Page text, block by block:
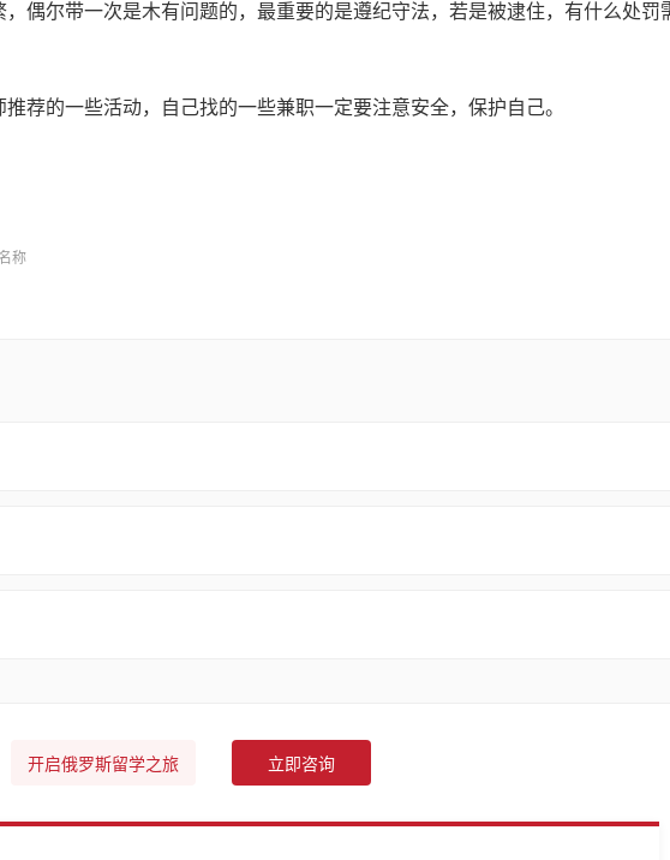
偶尔带一次是木有问题的，最重要的是遵纪守法，若是被逮住，有什么处罚
的一些活动，自己找的一些兼职一定要注意安全，保护自己。
称
开启俄罗斯留学之旅 立即咨询